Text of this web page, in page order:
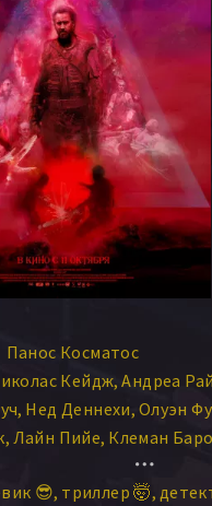
Панос Косматос
Кейдж Андреа
Нед Деннехи Олуэн
Лайн Пийе Клеман
Олуэн Фуэре
Kalin Kerin
😎 триллер 🤯